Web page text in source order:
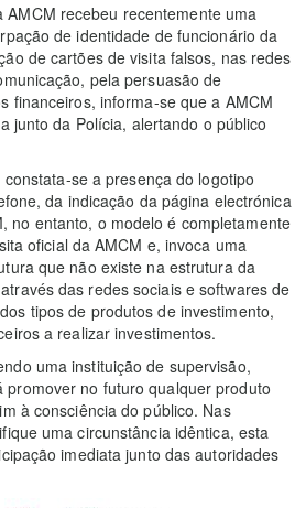
AMCM recebeu recentemente uma
de identidade de funcionário da
de cartões de visita falsos, nas redes
pela persuasão de
financeiros, informa-se que a AMCM
junto da Polícia, alertando o público
se a presença do logotipo
da indicação da página electrónica
no entanto, o modelo é completamente
oficial da AMCM e, invoca uma
que não existe na estrutura da
das redes sociais e softwares de
tipos de produtos de investimento,
a realizar investimentos.
uma instituição de supervisão,
promover no futuro qualquer produto
à consciência do público. Nas
uma circunstância idêntica, esta
imediata junto das autoridades